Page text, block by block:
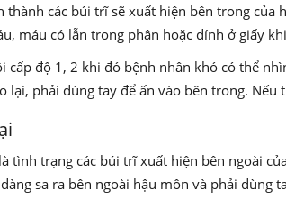
thành các búi trĩ sẽ xuất hiện bên trong
máu có lẫn trong phân hoặc dính ở giấy
cấp độ 1, 2 khi đó bệnh nhân khó có thể
lại, phải dùng tay để ấn vào bên trong.
tình trạng các búi trĩ xuất hiện bên ngoài
sa ra bên ngoài hậu môn và phải dùng